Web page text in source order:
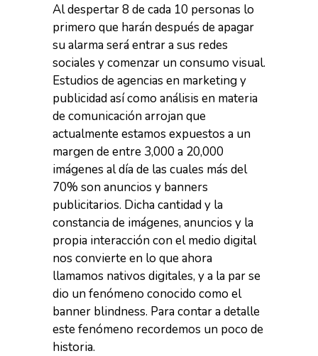
Al despertar 8 de cada 10 personas lo
primero que harán después de apagar
su alarma será entrar a sus redes
sociales y comenzar un consumo visual.
Estudios de agencias en marketing y
publicidad así como análisis en materia
de comunicación arrojan que
actualmente estamos expuestos a un
margen de entre 3,000 a 20,000
imágenes al día de las cuales más del
70% son anuncios y banners
publicitarios. Dicha cantidad y la
constancia de imágenes, anuncios y la
propia interacción con el medio digital
nos convierte en lo que ahora
llamamos nativos digitales, y a la par se
dio un fenómeno conocido como el
banner blindness. Para contar a detalle
este fenómeno recordemos un poco de
historia.